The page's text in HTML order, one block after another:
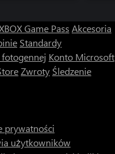
Game Pass Akcesoria
Standardy
fotogennej Konto Microsoft
Zwroty Śledzenie
prywatności
użytkowników